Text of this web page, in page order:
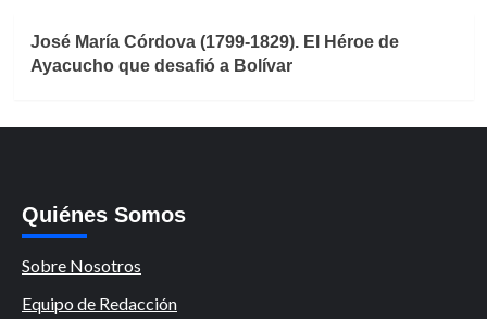
José María Córdova (1799-1829). El Héroe de
Ayacucho que desafió a Bolívar
Quiénes Somos
Sobre Nosotros
Equipo de Redacción